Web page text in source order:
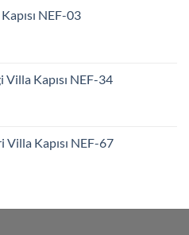
NEF-03
Villa Kapısı NEF-34
Kapısı NEF-67